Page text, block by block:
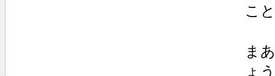
こ
ま
ょ